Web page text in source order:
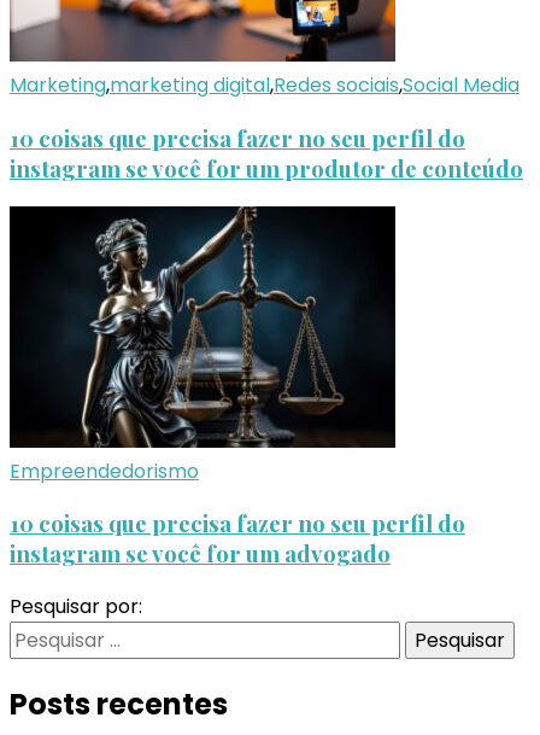
Marketing,marketing digital,Redes sociais,Social Media
10 coisas que precisa fazer no seu perfil do
instagram se você for um produtor de conteúdo
Empreendedorismo
10 coisas que precisa fazer no seu perfil do
instagram se você for um advogado
Pesquisar por:
Posts recentes